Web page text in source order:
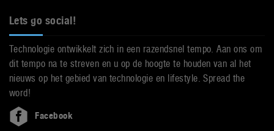
Lets go social!
Technologie ontwikkelt zich in een razendsnel tempo. Aan ons om
dit tempo na te streven en u op de hoogte te houden van al het
nieuws op het gebied van technologie en lifestyle. Spread the
word!
Facebook